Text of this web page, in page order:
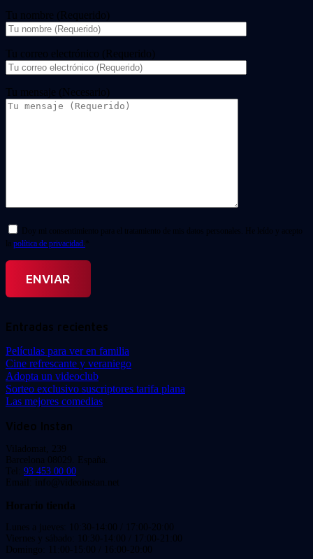
Tu nombre (Requerido)
Tu correo electrónico (Requerido)
Tu mensaje (Necesario)
Doy mi consentimiento para el tratamiento de mis datos personales. He leído y acepto
la política de privacidad. *
Entradas recientes
Películas para ver en familia
Cine refrescante y veraniego
Adopta un videoclub
Sorteo exclusivo suscriptores tarifa plana
Las mejores comedias
Video Instan
Viladomat, 239
Barcelona 08029. España.
Tel: 93 453 00 00
Email: info@videoinstan.net
Horario tienda
Lunes a jueves: 10:30-14:00 / 17:00-20:00
Viernes y sábado: 10:30-14:00 / 17:00-21:00
Domingo: 11:00-15:00 / 16:00-20:00